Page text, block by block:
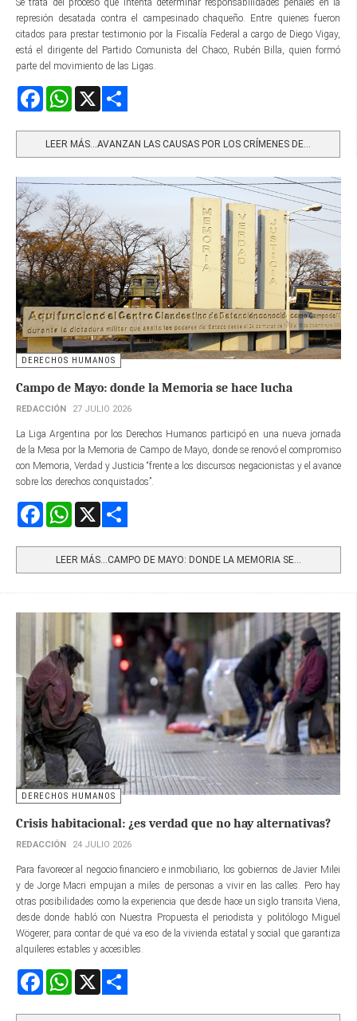
represión desatada contra el campesinado chaqueño. Entre quienes fueron
citados para prestar testimonio por la Fiscalía Federal a cargo de Diego Vigay,
está el dirigente del Partido Comunista del Chaco, Rubén Billa, quien formó
parte del movimiento de las Ligas.
FacebookWhatsApp
LEER MÁS…AVANZAN LAS CAUSAS POR LOS CRÍMENES DE...
DERECHOS HUMANOS
Campo de Mayo: donde la Memoria se hace lucha
REDACCIÓN 27 JULIO 2026
La Liga Argentina por los Derechos Humanos participó en una nueva jornada
de la Mesa por la Memoria de Campo de Mayo, donde se renovó el compromiso
con Memoria, Verdad y Justicia “frente a los discursos negacionistas y el avance
sobre los derechos conquistados”.
FacebookWhatsApp
LEER MÁS…CAMPO DE MAYO: DONDE LA MEMORIA SE...
DERECHOS HUMANOS
Crisis habitacional: ¿es verdad que no hay alternativas?
REDACCIÓN 24 JULIO 2026
Para favorecer al negocio financiero e inmobiliario, los gobiernos de Javier Milei
y de Jorge Macri empujan a miles de personas a vivir en las calles. Pero hay
otras posibilidades como la experiencia que desde hace un siglo transita Viena,
desde donde habló con Nuestra Propuesta el periodista y politólogo Miguel
Wögerer, para contar de qué va eso de la vivienda estatal y social que garantiza
alquileres estables y accesibles.
FacebookWhatsApp